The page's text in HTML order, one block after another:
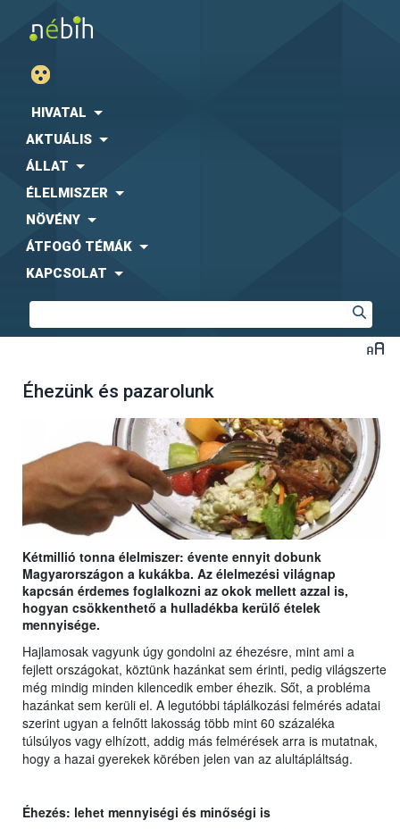
HIVATAL
AKTUÁLIS
ÁLLAT
ÉLELMISZER
NÖVÉNY
ÁTFOGÓ TÉMÁK
KAPCSOLAT
Éhezünk és pazarolunk
Kétmillió tonna élelmiszer: évente ennyit dobunk
Magyarországon a kukákba. Az élelmezési világnap
kapcsán érdemes foglalkozni az okok mellett azzal is,
hogyan csökkenthető a hulladékba kerülő ételek
mennyisége.
Hajlamosak vagyunk úgy gondolni az éhezésre, mint ami a
fejlett országokat, köztünk hazánkat sem érinti, pedig világszerte
még mindig minden kilencedik ember éhezik. Sőt, a probléma
hazánkat sem kerüli el. A legutóbbi táplálkozási felmérés adatai
szerint ugyan a felnőtt lakosság több mint 60 százaléka
túlsúlyos vagy elhízott, addig más felmérések arra is mutatnak,
hogy a hazai gyerekek körében jelen van az alultápláltság.
Éhezés: lehet mennyiségi és minőségi is